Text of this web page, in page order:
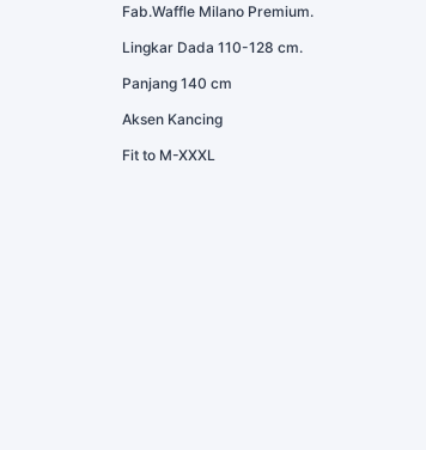
Fab.Waffle Milano Premium.
Lingkar Dada 110-128 cm.
Panjang 140 cm
Aksen Kancing
Fit to M-XXXL